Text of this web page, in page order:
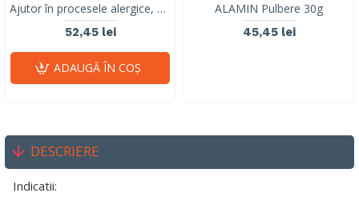
Ajutor în procesele alergice, Histamin LARGE BREED Stangest, blister, 8 tablete
52,45 lei
ADAUGĂ ÎN COŞ
ALAMIN Pulbere 30g
45,45 lei
DESCRIERE
Indicatii: